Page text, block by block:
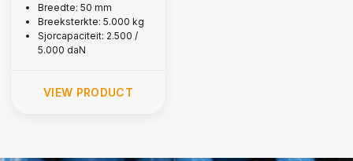
Breedte: 50 mm
Breeksterkte: 5.000 kg
Sjorcapaciteit: 2.500 /
5.000 daN
VIEW PRODUCT